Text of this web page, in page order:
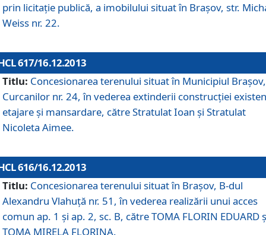
prin licitaţie publică, a imobilului situat în Braşov, str.
Weiss nr. 22.
617/16.12.2013
Titlu: Concesionarea terenului situat în Municipiul
Curcanilor nr. 24, în vederea extinderii construcţiei
etajare şi mansardare, către Stratulat Ioan şi Stratulat
Nicoleta Aimee.
616/16.12.2013
Titlu: Concesionarea terenului situat în Braşov, B-dul
Alexandru Vlahuţă nr. 51, în vederea realizării unui acces
comun ap. 1 şi ap. 2, sc. B, către TOMA FLORIN EDUARD
TOMA MIRELA FLORINA.